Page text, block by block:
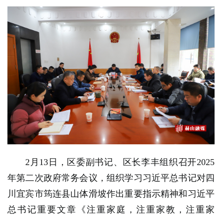
2月13日，区委副书记、区长李丰组织召开2025
年第二次政府常务会议，组织学习习近平总书记对四
川宜宾市筠连县山体滑坡作出重要指示精神和习近平
总书记重要文章《注重家庭，注重家教，注重家